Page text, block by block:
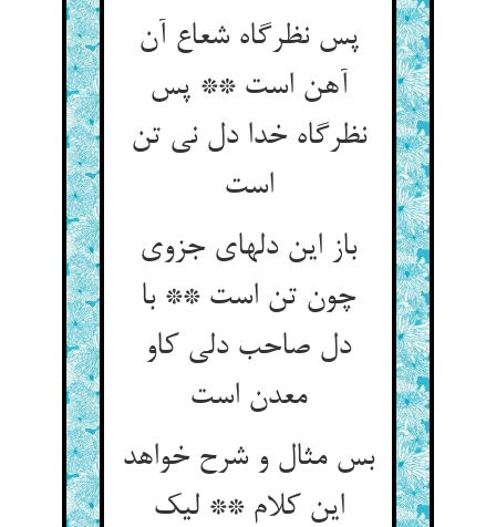
پس نظرگاه شعاع آن
آهن است ** پس
نظرگاه خدا دل نی تن
است‏
باز این دلهای جزوی
چون تن است ** با
دل صاحب دلی کاو
معدن است‏
بس مثال و شرح خواهد
این کلام ** لیک